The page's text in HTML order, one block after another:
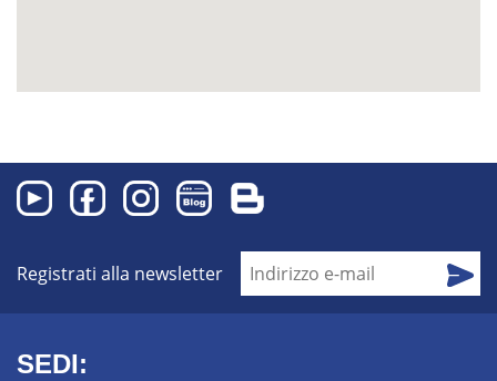
Registrati alla newsletter
SEDI: